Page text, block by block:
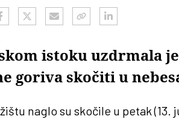
istoku uzdrmala
goriva skočiti u
naglo su skočile u petak (13.